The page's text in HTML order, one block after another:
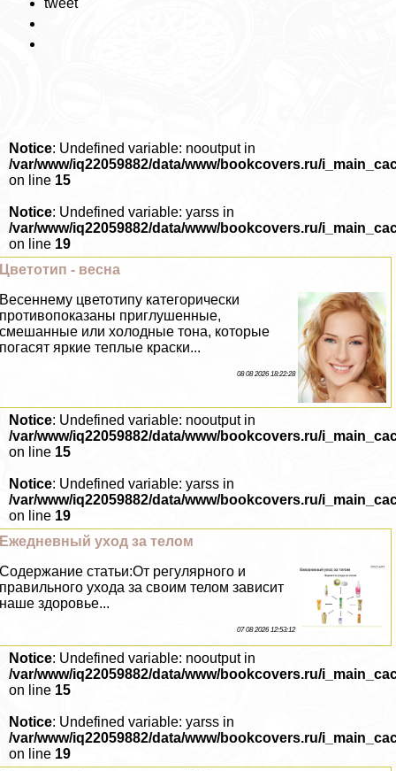
tweet
Notice: Undefined variable: nooutput in
/var/www/iq22059882/data/www/bookcovers.ru/
on line 15
Notice: Undefined variable: yarss in
/var/www/iq22059882/data/www/bookcovers.ru/
on line 19
Цветотип - весна
Весеннему цветотипу категорически
противопоказаны приглушенные,
смешанные или холодные тона, которые
погасят яркие теплые краски...
08 08 2026 18:22:28
Notice: Undefined variable: nooutput in
/var/www/iq22059882/data/www/bookcovers.ru/
on line 15
Notice: Undefined variable: yarss in
/var/www/iq22059882/data/www/bookcovers.ru/
on line 19
Ежедневный уход за телом
Содержание статьи:От регулярного и
правильного ухода за своим телом зависит
наше здоровье...
07 08 2026 12:53:12
Notice: Undefined variable: nooutput in
/var/www/iq22059882/data/www/bookcovers.ru/
on line 15
Notice: Undefined variable: yarss in
/var/www/iq22059882/data/www/bookcovers.ru/
on line 19